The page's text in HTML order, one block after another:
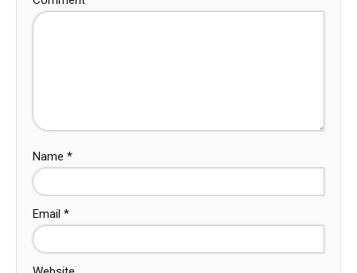
Name *
Email *